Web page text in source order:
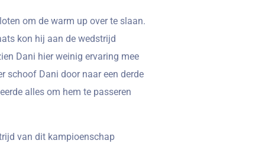
om de warm up over te slaan.
kon hij aan de wedstrijd
Dani hier weinig ervaring mee
schoof Dani door naar een derde
alles om hem te passeren
van dit kampioenschap